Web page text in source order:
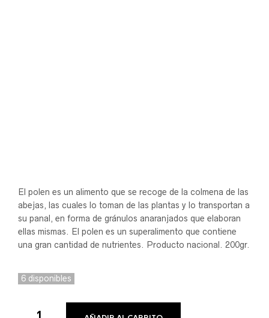
El polen es un alimento que se recoge de la colmena de las
abejas, las cuales lo toman de las plantas y lo transportan a
su panal, en forma de gránulos anaranjados que elaboran
ellas mismas. El polen es un superalimento que contiene
una gran cantidad de nutrientes. Producto nacional. 200gr.
6 disponibles